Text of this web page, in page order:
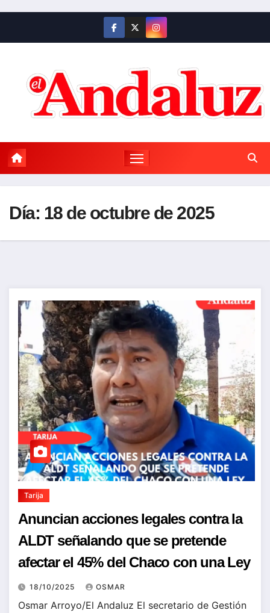
contenido
Día: 18 de octubre de 2025
Tarija
Anuncian acciones legales contra la
ALDT señalando que se pretende
afectar el 45% del Chaco con una Ley
18/10/2025 OSMAR
Osmar Arroyo/El Andaluz El secretario de Gestión